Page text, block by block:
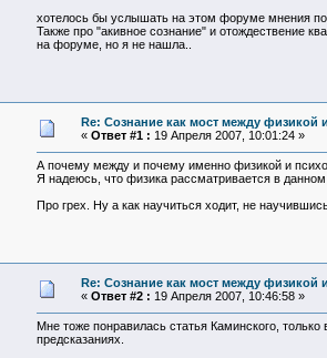
хотелось бы услышать на этом форуме мнения по
Также про "акивное сознание" и отождествение
на форуме, но я не нашла..
Re: Сознание как мост между физикой
« Ответ #1 : 19 Апреля 2007, 10:01:24 »
А почему между и почему именно физикой и
Я надеюсь, что физика рассматривается в данном
Про грех. Ну а как научиться ходит, не
Re: Сознание как мост между физикой
« Ответ #2 : 19 Апреля 2007, 10:46:58 »
Мне тоже понравилась статья Каминского,
предсказаниях.